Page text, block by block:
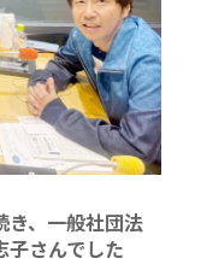
き、一般社団法
さんでした